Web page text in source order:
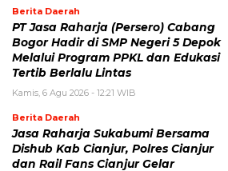
Berita Daerah
PT Jasa Raharja (Persero) Cabang
Bogor Hadir di SMP Negeri 5 Depok
Melalui Program PPKL dan Edukasi
Tertib Berlalu Lintas
Kamis, 6 Agu 2026 - 12:21 WIB
Berita Daerah
Jasa Raharja Sukabumi Bersama
Dishub Kab Cianjur, Polres Cianjur
dan Rail Fans Cianjur Gelar